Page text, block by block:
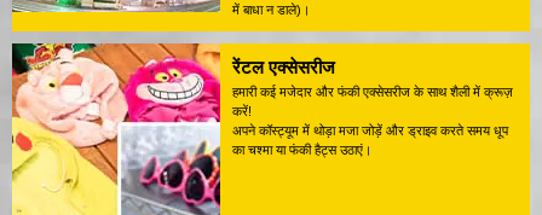
में बाधा न डाले)।
रेंटल एक्सेसरीज
हमारी कई मजेदार और फंकी एक्सेसरीज के साथ शैली में क्रूज़
करें!
अपने कॉस्ट्यूम में थोड़ा मजा जोड़ें और ड्राइव करते समय धूप
का चश्मा या फंकी हैट्स उठाएं।